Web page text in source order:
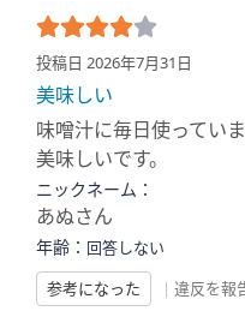
投稿日 2026年7月31日
美味しい
味噌汁に毎日使ってい
美味しいです。
ニックネーム：
あぬさん
年齢： 回答しない
参考になった
| 違反を報